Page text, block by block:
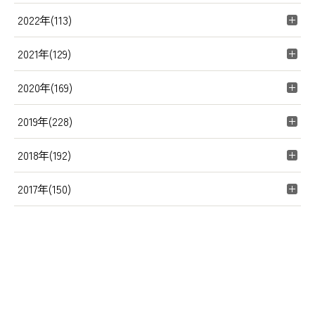
2022年(113)
2021年(129)
2020年(169)
2019年(228)
2018年(192)
2017年(150)